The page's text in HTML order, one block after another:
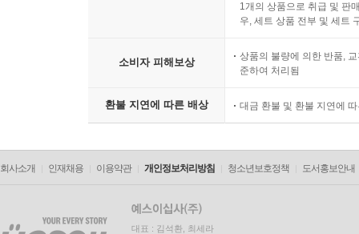
1개의 상품으로 취급 및 판
우, 세트 상품 전부 및 세트
소비자 피해보상
상품의 불량에 의한 반품,
준하여 처리됨
환불 지연에 따른 배상 대금 환불 및 환불 지연에
회사소개 인재채용 이용약관 개인정보처리방침 청소년보호정책 도서홍보안내
대표 : 김석환, 최세라